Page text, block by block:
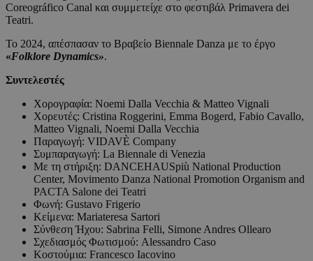
Coreográfico Canal και συμμετείχε στο φεστιβάλ Primavera dei
Teatri.
Το 2024, απέσπασαν το Βραβείο Biennale Danza με το έργο
«Folklore Dynamics».
Συντελεστές
Χορογραφία: Noemi Dalla Vecchia & Matteo Vignali
Χορευτές: Cristina Roggerini, Emma Bogerd, Fabio Cavallo,
Matteo Vignali, Noemi Dalla Vecchia
Παραγωγή: VIDAVÈ Company
Συμπαραγωγή: La Biennale di Venezia
Με τη στήριξη: DANCEHAUSpiù National Production
Center, Movimento Danza National Promotion Organism and
PACTA Salone dei Teatri
Φωνή: Gustavo Frigerio
Κείμενα: Mariateresa Sartori
Σύνθεση Ήχου: Sabrina Felli, Simone Andres Ollearo
Σχεδιασμός Φωτισμού: Alessandro Caso
Κοστούμια: Francesco Iacovino